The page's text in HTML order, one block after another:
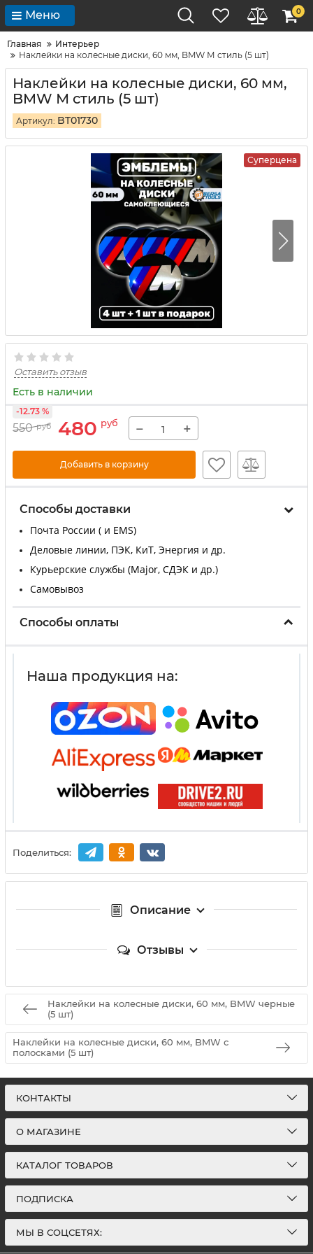
Меню 0
Главная
Интерьер
Наклейки на колесные диски, 60 мм, BMW М стиль (5 шт)
Наклейки на колесные диски, 60 мм,
BMW М стиль (5 шт)
Артикул: BT01730
Суперцена
Оставить отзыв
Есть в наличии
550 руб 480 руб
-12.73 %
− +
Добавить в корзину
Способы доставки
Почта России ( и EMS)
Деловые линии, ПЭК, КиТ, Энергия и др.
Курьерские службы (Major, СДЭК и др.)
Самовывоз
Способы оплаты
Наша продукция на:
Поделиться:
Описание
Отзывы
Наклейки на колесные диски, 60 мм, BMW черные
(5 шт)
Наклейки на колесные диски, 60 мм, BMW с
полосками (5 шт)
КОНТАКТЫ
О МАГАЗИНЕ
КАТАЛОГ ТОВАРОВ
ПОДПИСКА
МЫ В СОЦСЕТЯХ: